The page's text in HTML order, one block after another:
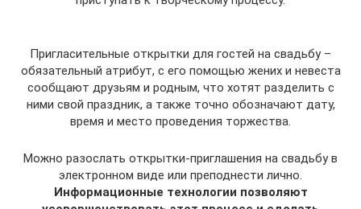
Пригласительные открытки для гостей на свадьбу –
обязательный атрибут, с его помощью жених и невеста
сообщают друзьям и родным, что хотят разделить с
ними свой праздник, а также точно обозначают дату,
время и место проведения торжества.
Можно разослать открытки-приглашения на свадьбу в
электронном виде или преподнести лично.
Информационные технологии позволяют